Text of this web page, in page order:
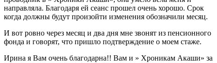
направляла. Благодаря ей сеанс прошел очень хорошо. Срок
когда должны будут произойти изменения обозначили месяц.
И вот ровно через месяц и два дня мне звонят из пенсионного
фонда и говорят, что пришло подтверждение о моем стаже.
Ирина я Вам очень благодарна!! Вам и » Хроникам Акаши» за